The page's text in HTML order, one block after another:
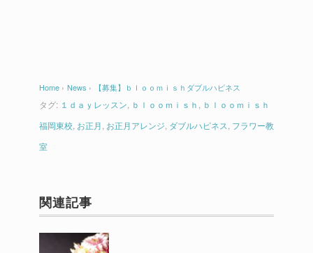
Home › News › 【募集】ｂｌｏｏｍｉｓｈダブルハピネス
タグ: １ｄａｙレッスン ｂｌｏｏｍｉｓｈ
ｂｌｏｏｍｉｓｈ
福岡東校 お正月 お正月アレンジ ダブルハピネス フラワー教
室
関連記事